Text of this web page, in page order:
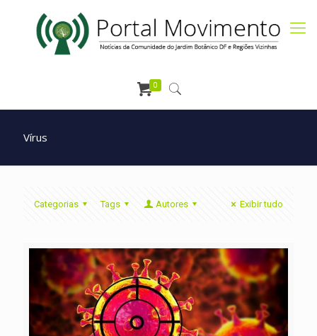
0
Vírus
Categorias Tags Autores Exibir tudo